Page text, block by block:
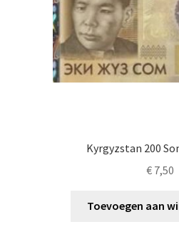
Kyrgyzstan 200
€7,50
Toevoegen aan